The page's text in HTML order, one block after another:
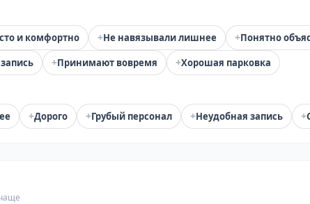
и комфортно +Не навязывали лишнее +Понятно
+Принимают вовремя +Хорошая парковка
+Дорого +Грубый персонал +Неудобная запись +